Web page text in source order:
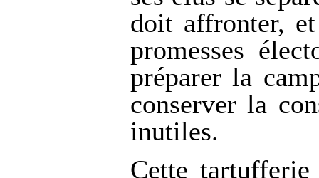
doit affronter,
promesses
préparer la
conserver la
inutiles.
Cette tartufferie